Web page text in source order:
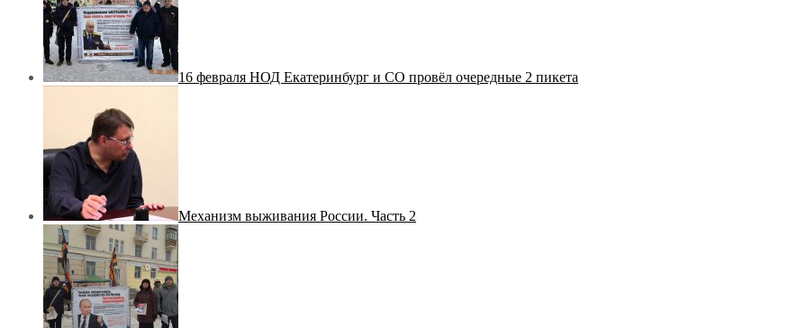
16 февраля НОД Екатеринбург и СО провёл очередные 2 пикета
Механизм выживания России. Часть 2